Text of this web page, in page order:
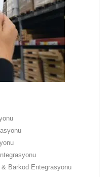
Barkod Entegrasyonu